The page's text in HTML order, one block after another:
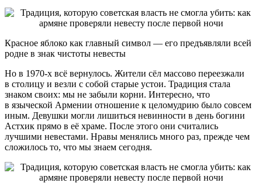
Красное яблоко как главный символ — его предъявляли всей
родне в знак чистоты невесты
Но в 1970-х всё вернулось. Жители сёл массово переезжали
в столицу и везли с собой старые устои. Традиция стала
знаком своих: мы не забыли корни. Интересно, что
в языческой Армении отношение к целомудрию было совсем
иным. Девушки могли лишиться невинности в день богини
Астхик прямо в её храме. После этого они считались
лучшими невестами. Нравы менялись много раз, прежде чем
сложилось то, что мы знаем сегодня.